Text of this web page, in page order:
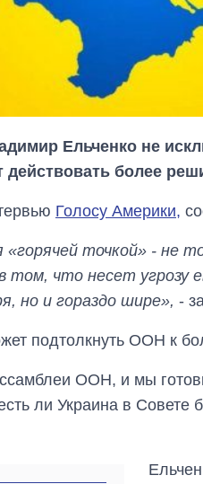
Ельченко не
более
Голосу Америки,
точкой» - не
том, что несет угрозу
но и гораздо шире», -
подтолкнуть ООН к
ООН, и мы
ли Украина в Совете